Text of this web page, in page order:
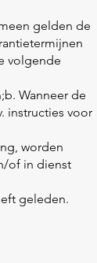
gelden de
volgende
Wanneer de
instructies voor
worden
of in dienst
geleden.